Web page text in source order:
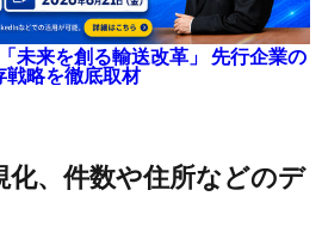
未来を創る輸送改革」 先行企業の
戦略を徹底取材